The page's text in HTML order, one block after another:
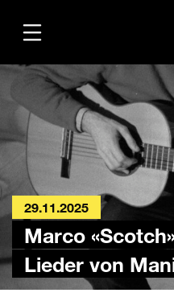
Übersicht
Informationen
Kontakt
29.11.2025
Marco
Lieder von